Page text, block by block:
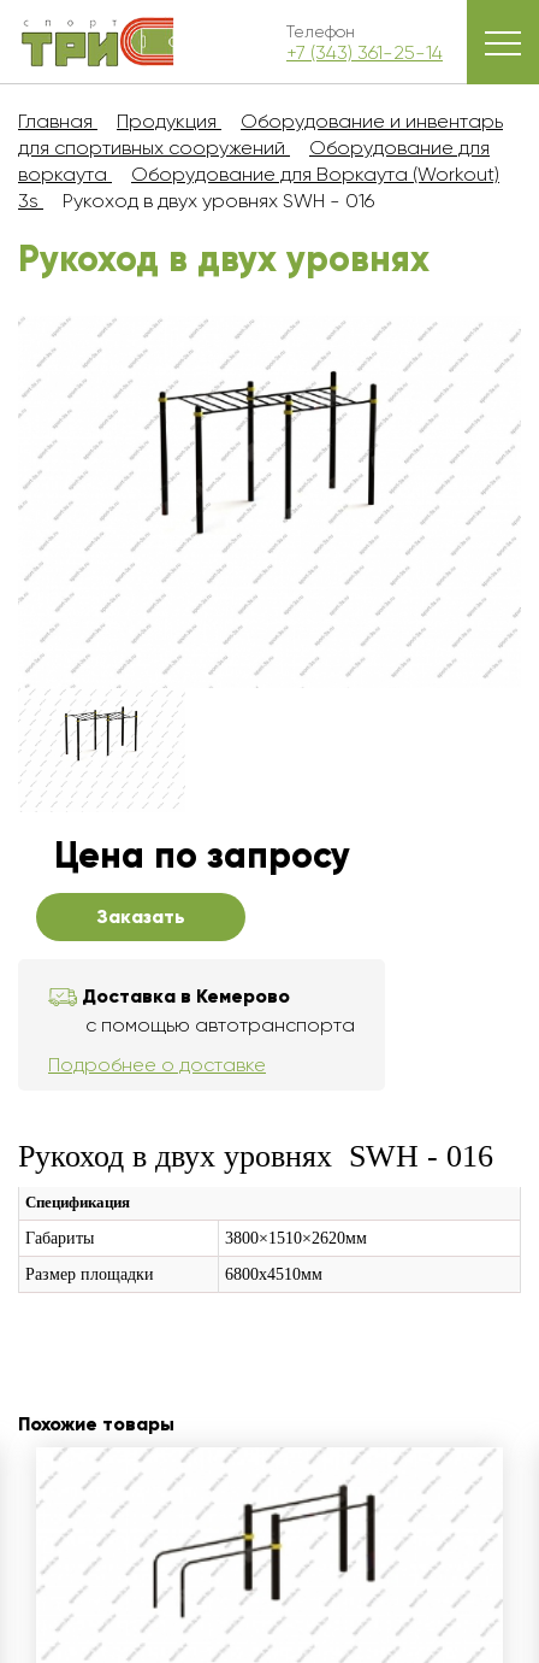
Телефон
+7 (343) 361-25-14
Главная Продукция
Оборудование и инвентарь
для спортивных сооружений
Оборудование для
воркаута
Оборудование для Воркаута (Workout)
3s
Рукоход в двух уровнях SWH - 016
Рукоход в двух уровнях
Цена по запросу
Заказать
Доставка в Кемерово
с помощью автотранспорта
Подробнее о доставке
Рукоход в двух уровнях SWH - 016
Спецификация
Габариты
3800×1510×2620мм
Размер площадки
6800х4510мм
Похожие товары